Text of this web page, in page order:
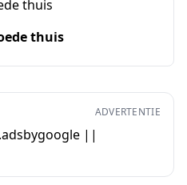
thuis
ADVERTENTIE
||